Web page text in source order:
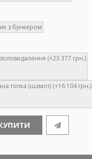
з бункером
(+23 377 грн.)
топка (шамот) (+16 104 грн.)